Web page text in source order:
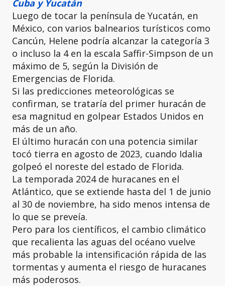
Cuba y Yucatán
Luego de tocar la península de Yucatán, en
México, con varios balnearios turísticos como
Cancún, Helene podría alcanzar la categoría 3
o incluso la 4 en la escala Saffir-Simpson de un
máximo de 5, según la División de
Emergencias de Florida.
Si las predicciones meteorológicas se
confirman, se trataría del primer huracán de
esa magnitud en golpear Estados Unidos en
más de un año.
El último huracán con una potencia similar
tocó tierra en agosto de 2023, cuando Idalia
golpeó el noreste del estado de Florida.
La temporada 2024 de huracanes en el
Atlántico, que se extiende hasta del 1 de junio
al 30 de noviembre, ha sido menos intensa de
lo que se preveía.
Pero para los científicos, el cambio climático
que recalienta las aguas del océano vuelve
más probable la intensificación rápida de las
tormentas y aumenta el riesgo de huracanes
más poderosos.